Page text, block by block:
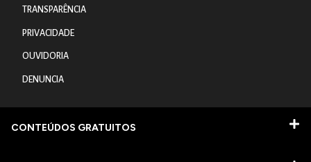
TRANSPARÊNCIA
PRIVACIDADE
OUVIDORIA
DENUNCIA
CONTEÚDOS GRATUITOS